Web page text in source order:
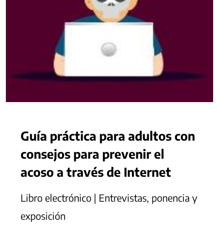
Guía práctica para adultos con
consejos para prevenir el
acoso a través de Internet
Libro electrónico | Entrevistas, ponencia y
exposición